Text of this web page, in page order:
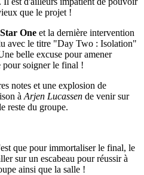
que le projet !
Star One et la dernière intervention
avec le titre "Day Two : Isolation"
belle excuse pour amener
pour soigner le final !
notes et une explosion de
à Arjen Lucassen de venir sur
reste du groupe.
que pour immortaliser le final, le
sur un escabeau pour réussir à
ainsi que la salle !